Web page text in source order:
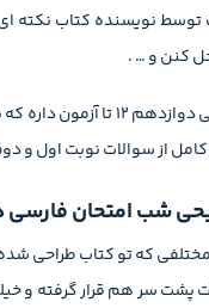
توسط نویسنده کتاب نکته
کنن و … .
شب امتحان فارسی
از سوالات نوبت اول و دوم
شب امتحان
مختلفی که تو کتاب طراحی
پشت سر هم قرار گرفته و